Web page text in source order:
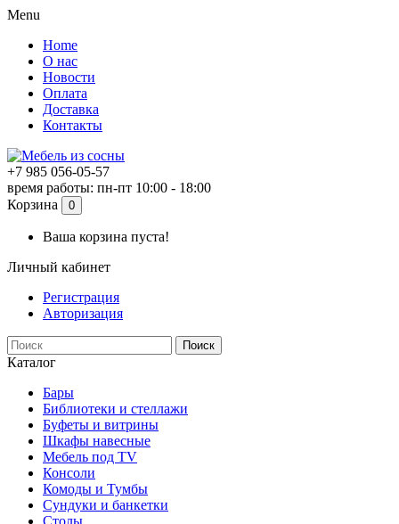
Menu
Home
О нас
Новости
Оплата
Доставка
Контакты
+7 985 056-05-57
время работы: пн-пт 10:00 - 18:00
Корзина
0
Ваша корзина пуста!
Личный кабинет
Регистрация
Авторизация
Поиск
Каталог
Бары
Библиотеки и стеллажи
Буфеты и витрины
Шкафы навесные
Мебель под ТV
Консоли
Комоды и Тумбы
Сундуки и банкетки
Столы